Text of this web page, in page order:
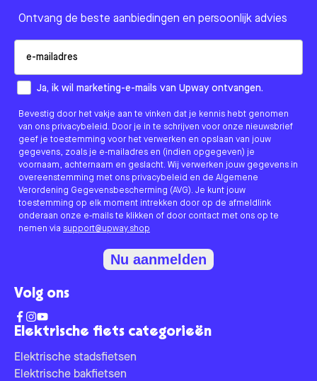
Elektrische fiets categorieën
Elektrische stadsfietsen
Elektrische bakfietsen
Ontvang de beste aanbiedingen en persoonlijk advies
How would you like to hear from us?
Ja, ik wil marketing-e-mails van Upway ontvangen.
Bevestig door het vakje aan te vinken dat je kennis hebt genomen
van ons privacybeleid. Door je in te schrijven voor onze nieuwsbrief
geef je toestemming voor het verwerken en opslaan van jouw
gegevens, zoals je e-mailadres en (indien opgegeven) je
voornaam, achternaam en geslacht. Wij verwerken jouw gegevens in
overeenstemming met ons privacybeleid en de Algemene
Verordening Gegevensbescherming (AVG). Je kunt jouw
toestemming op elk moment intrekken door op de afmeldlink
onderaan onze e-mails te klikken of door contact met ons op te
nemen via support@upway.shop
Nu aanmelden
Volg ons